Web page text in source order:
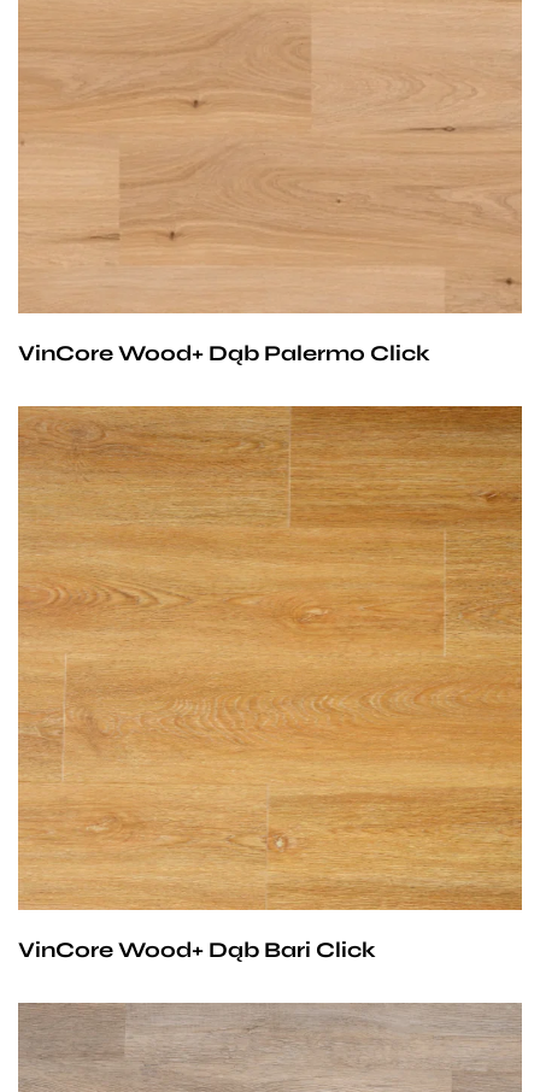
Przy zachowaniu określonych warunków panele mogą
wodnym. Producent na te panele udziela 25-letniej
gwarancji dla użytku domowego i 10- letniej gwarancji na
użytek komercyjny.
VinCore Wood+ Dąb Palermo Click
Przy zachowaniu określonych warunków panele mogą
być stosowane na ogrzewaniu podłogowym
wodnym. Producent na te panele udziela 25-letniej
gwarancji dla użytku domowego i 10- letniej gwarancji na
użytek komercyjny.
VinCore Wood+ Dąb Bari Click